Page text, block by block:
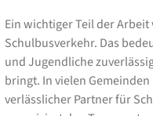
Ein wichtiger Teil der
Schulbusverkehr. Das
und Jugendliche
bringt. In vielen
verlässlicher Partner für